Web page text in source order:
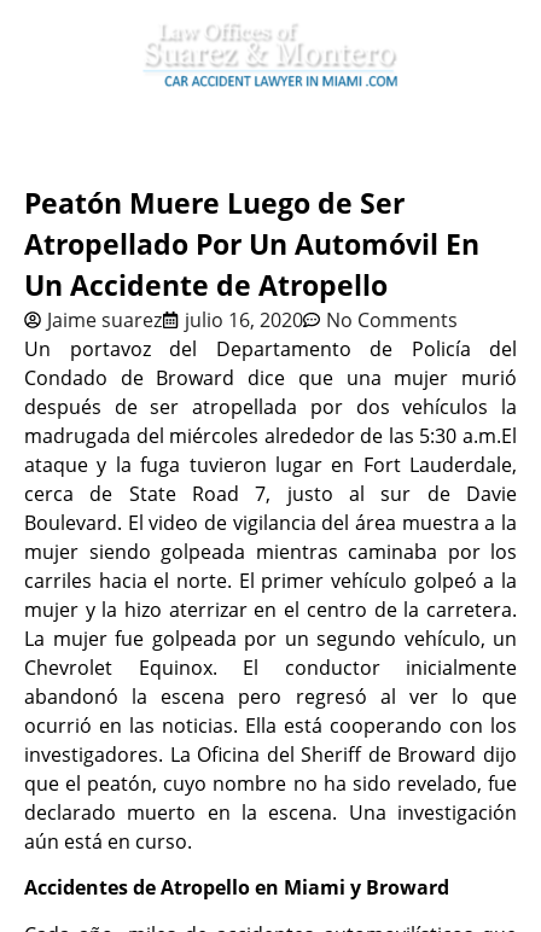
Peatón Muere Luego de Ser
Atropellado Por Un Automóvil En
Un Accidente de Atropello
Jaime suarez julio 16, 2020
No Comments
Un portavoz del Departamento de Policía del
Condado de Broward dice que una mujer murió
después de ser atropellada por dos vehículos la
madrugada del miércoles alrededor de las 5:30 a.m.El
ataque y la fuga tuvieron lugar en Fort Lauderdale,
cerca de State Road 7, justo al sur de Davie
Boulevard. El video de vigilancia del área muestra a la
mujer siendo golpeada mientras caminaba por los
carriles hacia el norte. El primer vehículo golpeó a la
mujer y la hizo aterrizar en el centro de la carretera.
La mujer fue golpeada por un segundo vehículo, un
Chevrolet Equinox. El conductor inicialmente
abandonó la escena pero regresó al ver lo que
ocurrió en las noticias. Ella está cooperando con los
investigadores. La Oficina del Sheriff de Broward dijo
que el peatón, cuyo nombre no ha sido revelado, fue
declarado muerto en la escena. Una investigación
aún está en curso.
Accidentes de Atropello en Miami y Broward